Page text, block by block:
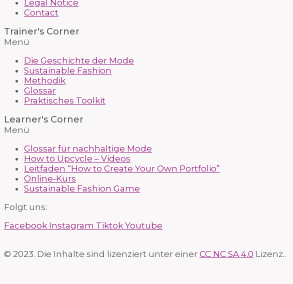
Legal Notice
Contact
Trainer's Corner
Menü
Die Geschichte der Mode
Sustainable Fashion
Methodik
Glossar
Praktisches Toolkit
Learner's Corner
Menü
Glossar für nachhaltige Mode
How to Upcycle – Videos
Leitfaden “How to Create Your Own Portfolio”
Online-Kurs
Sustainable Fashion Game
Folgt uns:
Facebook Instagram Tiktok Youtube
© 2023. Die Inhalte sind lizenziert unter einer CC NC SA 4.0 Lizenz..